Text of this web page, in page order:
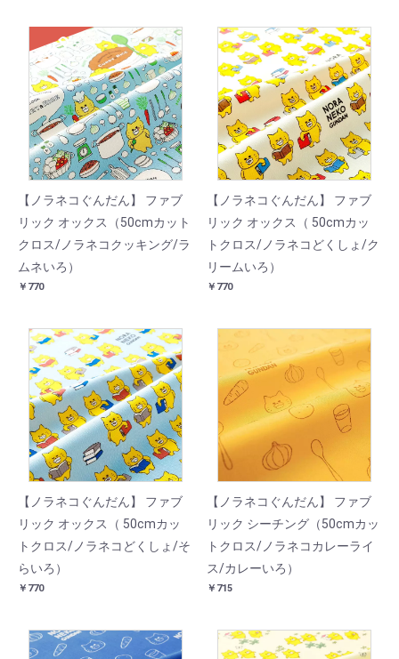
SOLD
【ノラネコぐんだん】 ファブ
リック オックス（50cmカット
クロス/ノラネコクッキング/ラ
ムネいろ）
￥770
【ノラネコぐんだん】 ファブ
リック オックス（ 50cmカッ
トクロス/ノラネコどくしょ/ク
リームいろ）
￥770
【ノラネコぐんだん】 ファブ
リック オックス（ 50cmカッ
トクロス/ノラネコどくしょ/そ
らいろ）
￥770
【ノラネコぐんだん】 ファブ
リック シーチング（50cmカッ
トクロス/ノラネコカレーライ
ス/カレーいろ）
￥715